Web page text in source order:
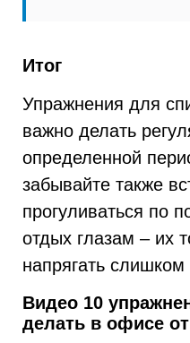
Итог
Упражнения для
важно делать
определенной
забывайте также
прогуливаться по
отдых глазам – их
напрягать слишком
Видео 10
делать в офисе